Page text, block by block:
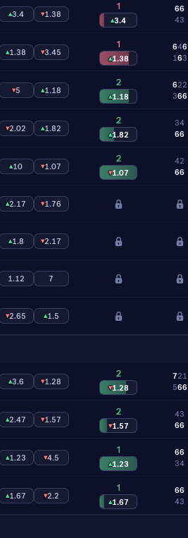
▴3.4 ▾1.38
1
▴3.4
6
4
6
3
▴1.38 ▾3.45
1
▴1.38
6
1
4
6
6
3
▾5 ▴1.18
2
▴1.18
6
3
2
6
2
6
▾2.02 ▴1.82
2
▴1.82
3
6
4
6
▴10 ▾1.07
2
▾1.07
4
6
2
6
▴2.17 ▾1.76
▴1.8 ▾2.17
1.12 7
▾2.65 ▴1.5
▴3.6 ▾1.28
2
▾1.28
7
5
2
6
1
6
▴2.47 ▾1.57
2
▾1.57
4
6
3
6
▴1.23 ▾4.5
1
▴1.23
6
3
6
4
▴1.67 ▾2.2
1
▴1.67
6
4
6
3